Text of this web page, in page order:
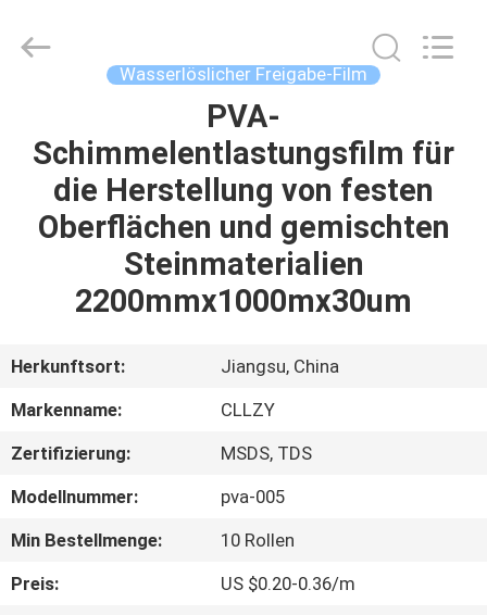
HAUSE
PRODUKTE
WERKSBESICHTIGUNG
QUALITÄTSKONTROLLE
NEUIGKEITEN
Materials
Wasserlöslicher Freigabe-Film
PVA-
Schimmelentlastungsfilm für
die Herstellung von festen
Oberflächen und gemischten
Steinmaterialien
2200mmx1000mx30um
Herkunftsort:
Jiangsu, China
Markenname:
CLLZY
Zertifizierung:
MSDS, TDS
Modellnummer:
pva-005
Min Bestellmenge:
10 Rollen
Preis:
US $0.20-0.36/m